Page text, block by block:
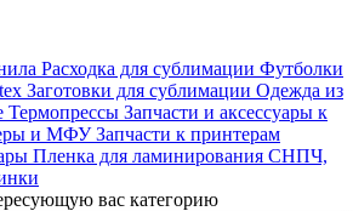
Расходка для сублимации Футболки
Заготовки для сублимации Одежда из
Термопрессы Запчасти и аксессуары к
и МФУЗапчасти к принтерам
Пленка для ламинирования СНПЧ,
вас категорию